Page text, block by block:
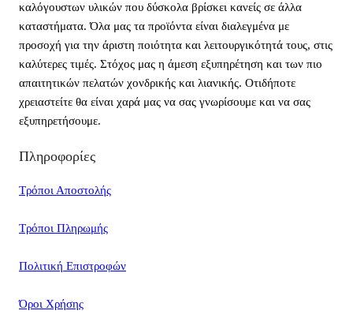
καλόγουστων υλικών που δύσκολα βρίσκει κανείς σε άλλα
καταστήματα. Όλα μας τα προϊόντα είναι διαλεγμένα με
προσοχή για την άριστη ποιότητα και λειτουργικότητά τους, στις
καλύτερες τιμές. Στόχος μας η άμεση εξυπηρέτηση και των πιο
απαιτητικών πελατών χονδρικής και λιανικής. Οτιδήποτε
χρειαστείτε θα είναι χαρά μας να σας γνωρίσουμε και να σας
εξυπηρετήσουμε.
Πληροφορίες
Τρόποι Αποστολής
Τρόποι Πληρωμής
Πολιτική Επιστροφών
Όροι Χρήσης